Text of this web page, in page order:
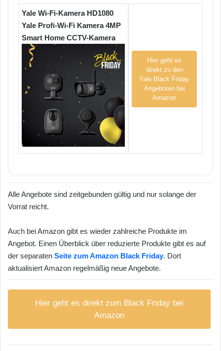
Yale Wi-Fi-Kamera HD1080
Yale Profi-Wi-Fi Kamera 4MP
Smart Home CCTV-Kamera
Hier geht es
direkt zu den
Yale Black Friday
Angeboten bei
Amazon
Alle Angebote sind zeitgebunden gültig und nur solange der
Vorrat reicht.
Auch bei Amazon gibt es wieder zahlreiche Produkte im
Angebot. Einen Überblick über reduzierte Produkte gibt es auf
der separaten Seite zum Amazon Black Friday. Dort
aktualisiert Amazon regelmäßig neue Angebote.
Hier geht es direkt zum Black Friday bei
Amazon